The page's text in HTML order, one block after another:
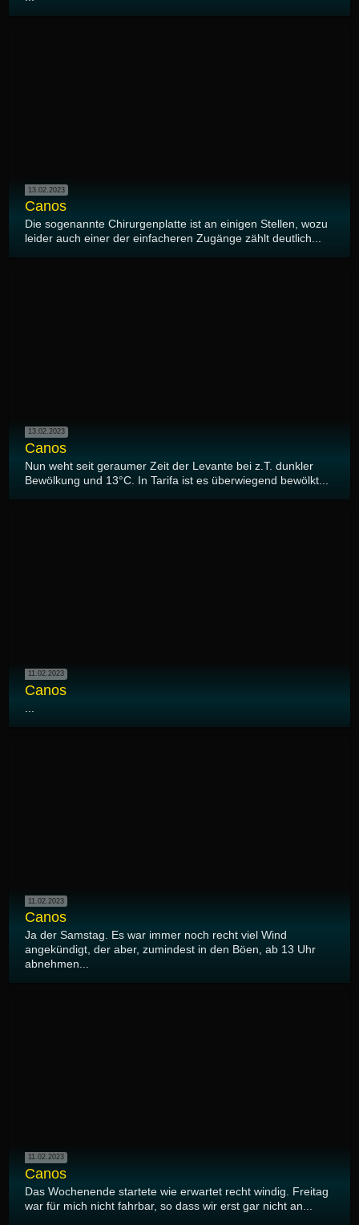
13.02.2023
Canos
Die sogenannte Chirurgenplatte ist an einigen Stellen, wozu
leider auch einer der einfacheren Zugänge zählt deutlich...
13.02.2023
Canos
Nun weht seit geraumer Zeit der Levante bei z.T. dunkler
Bewölkung und 13°C. In Tarifa ist es überwiegend bewölkt...
11.02.2023
Canos
11.02.2023
Canos
Ja der Samstag. Es war immer noch recht viel Wind
angekündigt, der aber, zumindest in den Böen, ab 13 Uhr
abnehmen...
11.02.2023
Canos
Das Wochenende startete wie erwartet recht windig. Freitag
war für mich nicht fahrbar, so dass wir erst gar nicht an...